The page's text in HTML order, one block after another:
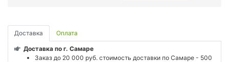
Доставка Оплата
Доставка по г. Самаре
Заказ до 20 000 руб. стоимость доставки по Самаре - 500